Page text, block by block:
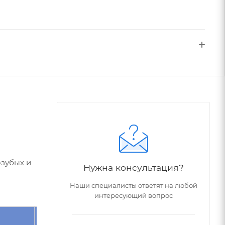
и
Нужна консультация?
Наши специалисты ответят на любой
интересующий вопрос